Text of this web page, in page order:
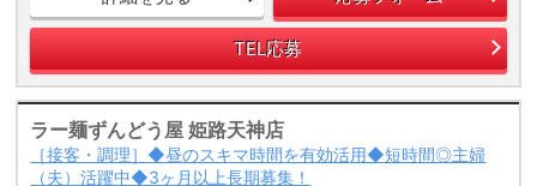
TEL応募
ラー麺ずんどう屋 姫路天神店
［接客・調理］◆昼のスキマ時間を有効活用◆短時間◎主婦
（夫）活躍中◆3ヶ月以上長期募集！